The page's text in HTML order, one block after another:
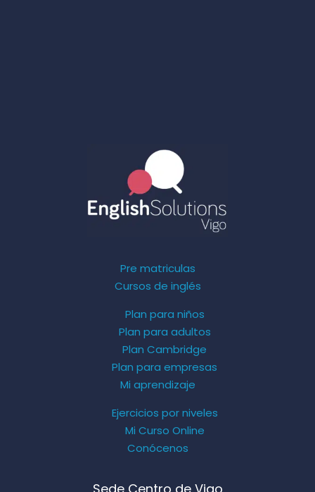
Pre matriculas
Cursos de inglés
Plan para niños
Plan para adultos
Plan Cambridge
Plan para empresas
Mi aprendizaje
Ejercicios por niveles
Mi Curso Online
Conócenos